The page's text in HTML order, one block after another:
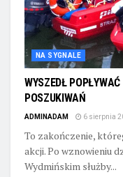
NA SYGNALE
WYSZEDŁ
POSZUKIWAŃ
ADMINADAM 6 sierpnia
To zakończenie,
akcji. Po wznowieniu
Wydmińskim służby...